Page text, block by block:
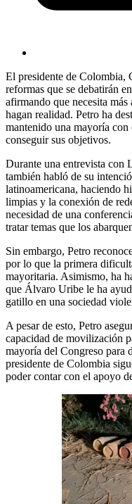
El presidente de Colombia,
reformas que se debatirán
afirmando que necesita más
hagan realidad. Petro ha
mantenido una mayoría
conseguir sus objetivos.
Durante una entrevista con
también habló de su
latinoamericana, haciendo
limpias y la conexión de
necesidad de una
tratar temas que los
Sin embargo, Petro
por lo que la primera
mayoritaria. Asimismo, ha
que Álvaro Uribe le ha
gatillo en una sociedad
A pesar de esto, Petro
capacidad de movilización
mayoría del Congreso para
presidente de Colombia
poder contar con el apoyo